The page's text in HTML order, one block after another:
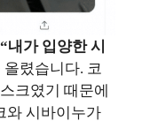
“내가 입양한 시
렸습니다. 코
크였기 때문에
와 시바이누가